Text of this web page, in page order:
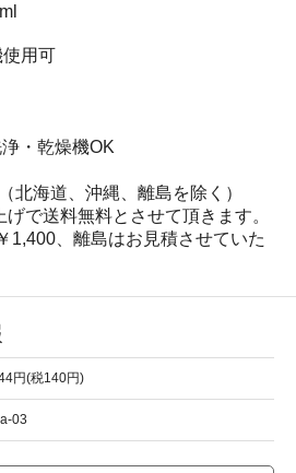
用可
・乾燥機OK
北海道、沖縄、離島を除く）
で送料無料とさせて頂きます。
1,400、離島はお見積させていた
円(税140円)
03